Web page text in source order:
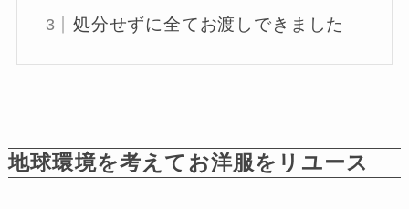
処分せずに全てお渡しできました
地球環境を考えてお洋服をリユース